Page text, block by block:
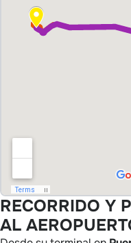
RECORRIDO Y
AL